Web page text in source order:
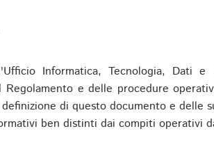
Informatica, Tecnologia, Dati
Regolamento e delle procedure
di questo documento e delle
ben distinti dai compiti operativi